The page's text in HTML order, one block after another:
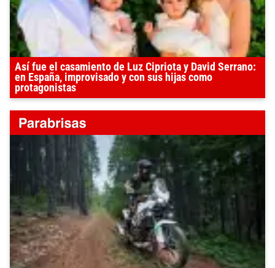
Así fue el casamiento de Luz Cipriota y David Serrano:
en España, improvisado y con sus hijas como
protagonistas